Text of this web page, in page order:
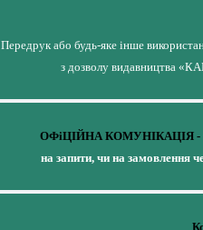
Передрук або будь-яке інше
з дозволу видавництва
ОФіЦІЙНА КОМУНІКАЦІЯ -
на запити, чи на замовлення